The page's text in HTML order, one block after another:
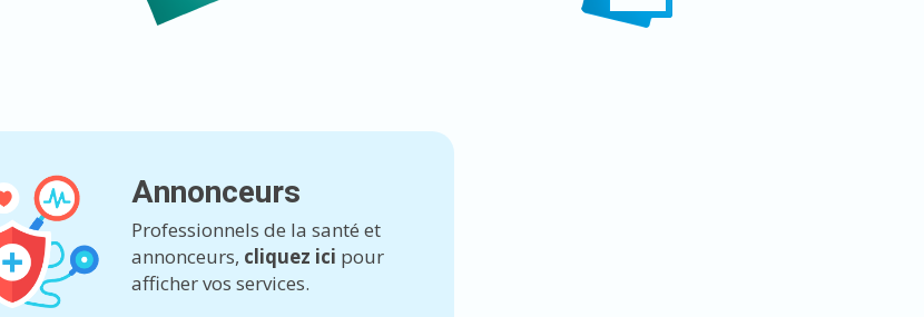
Annonceurs
Professionnels de la santé et
annonceurs, cliquez ici pour
afficher vos services.